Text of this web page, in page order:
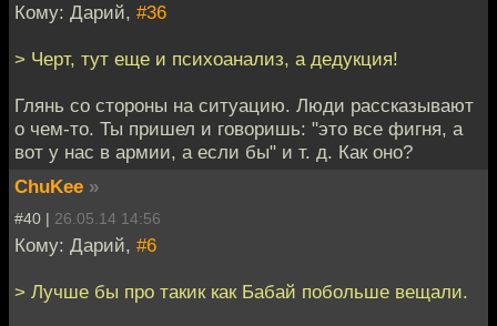
Кому: Дарий, #36
> Черт, тут еще и психоанализ, а дедукция!
Глянь со стороны на ситуацию. Люди рассказывают
о чем-то. Ты пришел и говоришь: "это все фигня, а
вот у нас в армии, а если бы" и т. д. Как оно?
ChuKee »
#40 | 26.05.14 14:56
Кому: Дарий, #6
> Лучше бы про такик как Бабай побольше вещали.